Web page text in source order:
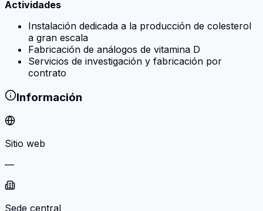
Actividades
Instalación dedicada a la producción de colesterol
a gran escala
Fabricación de análogos de vitamina D
Servicios de investigación y fabricación por
contrato
Información
Sitio web
—
Sede central